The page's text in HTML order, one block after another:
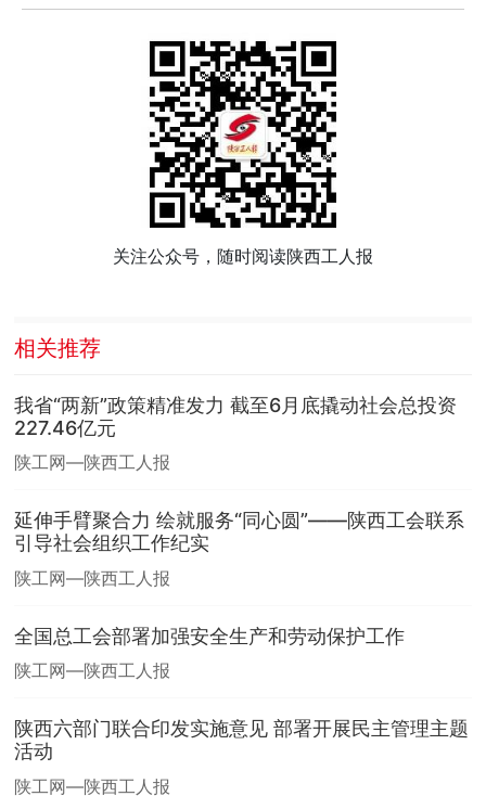
关注公众号，随时阅读陕西工人报
相关推荐
我省“两新”政策精准发力 截至6月底撬动社会总投资
227.46亿元
陕工网—陕西工人报
延伸手臂聚合力 绘就服务“同心圆”——陕西工会联系
引导社会组织工作纪实
陕工网—陕西工人报
全国总工会部署加强安全生产和劳动保护工作
陕工网—陕西工人报
陕西六部门联合印发实施意见 部署开展民主管理主题
活动
陕工网—陕西工人报